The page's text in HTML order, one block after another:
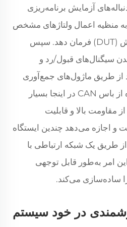
آزمایش برنامه‌ریزی
منظیه اعمال ولتاژهای مشخص
به هر دستگاه تحت آزمایش (DUT) فرمان دهد. سپس
سیگنال‌های قبول/رد و
از طریق ماژول‌های جمع‌آوری
داده تأیید می‌کند. استفاده از باس CAN در اینجا بسیار
مقاومت بالا و قابلیت
و اجازه می‌دهد چندین ایستگاه
طریق یک شبکه ارتباطی با
امر به‌طور قابل توجهی
ساده‌سازی می‌کند.
در خود سیستم